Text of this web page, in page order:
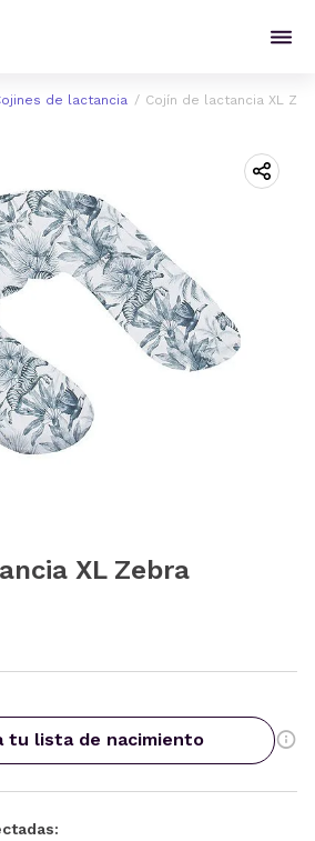
de lactancia Cojín de lactancia XL
XL Zebra
tu lista de nacimiento